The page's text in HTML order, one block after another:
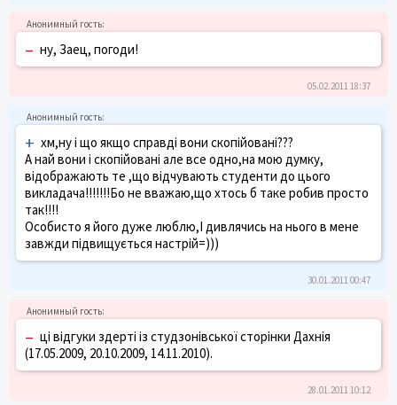
– ну, Заец, погоди!
05.02.2011 18:37
+ хм,ну і що якщо справді вони скопійовані???
А най вони і скопійовані але все одно,на мою думку,
відображають те ,що відчувають студенти до цього
викладача!!!!!!!Бо не вважаю,що хтось б таке робив просто
так!!!!
Особисто я його дуже люблю,І дивлячись на нього в мене
завжди підвищується настрій=)))
30.01.2011 00:47
– ці відгуки здерті із студзонівської сторінки Дахнія
(17.05.2009, 20.10.2009, 14.11.2010).
28.01.2011 10:12